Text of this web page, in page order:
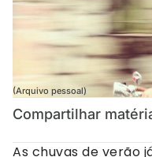
(Arquivo pessoal)
Compartilhar
As chuvas de verão